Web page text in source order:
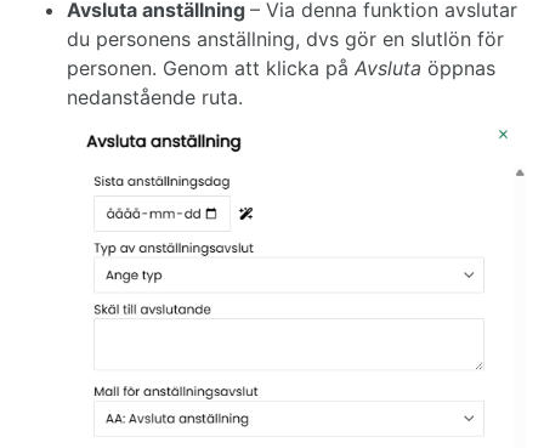
Avsluta anställning – Via denna funktion avslutar
du personens anställning, dvs gör en slutlön för
personen. Genom att klicka på Avsluta öppnas
nedanstående ruta.